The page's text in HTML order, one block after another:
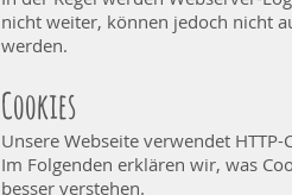
nicht weiter, können jedoch nicht
werden.
Cookies
Unsere Webseite verwendet
Im Folgenden erklären wir, was
besser verstehen.